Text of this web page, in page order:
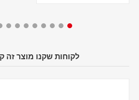
לקוחות שקנו מוצר זה